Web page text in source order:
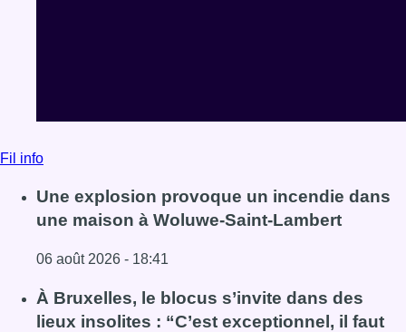
Fil info
Une explosion provoque un incendie dans
une maison à Woluwe-Saint-Lambert
06 août 2026 - 18:41
Lire l'article Une explosion provoque un incendie dans
À Bruxelles, le blocus s’invite dans des
lieux insolites : “C’est exceptionnel, il faut